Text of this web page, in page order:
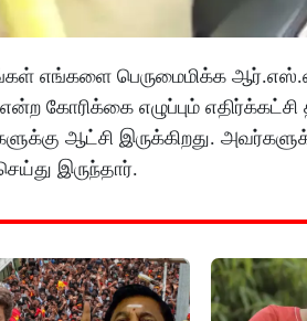
நாங்கள் எங்களை பெருமைமிக்க
எழுப்பும்
ஆட்சி இருக்கிறது.
இருந்தார்.